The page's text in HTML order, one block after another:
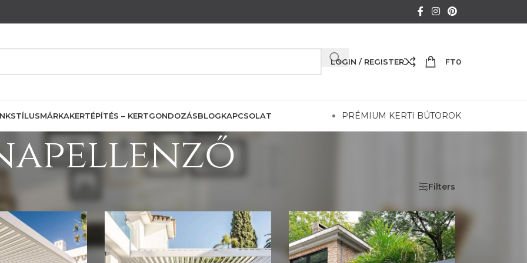
LOGIN / REGISTER FT0
STÍLUSMÁRKAKERTÉPÍTÉS – KERTGONDOZÁSBLOGKAPCSOLAT PRÉMIUM KERTI BÚTOROK
Filters